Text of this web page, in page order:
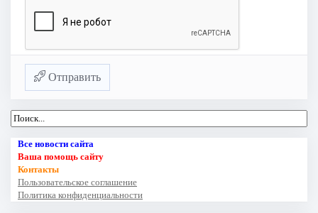
Отправить
Все новости сайта
Ваша помощь сайту
Контакты
Пользовательское соглашение
Политика конфиденциальности